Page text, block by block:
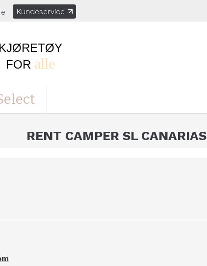
Kundeservice
KJØRETØY
FOR alle
RENT CAMPER SL CANARIAS